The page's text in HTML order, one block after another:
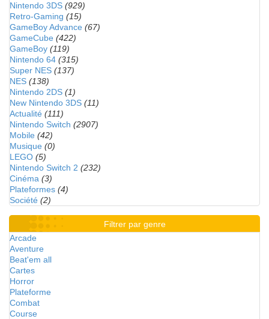
Nintendo 3DS (929)
Retro-Gaming (15)
GameBoy Advance (67)
GameCube (422)
GameBoy (119)
Nintendo 64 (315)
Super NES (137)
NES (138)
Nintendo 2DS (1)
New Nintendo 3DS (11)
Actualité (111)
Nintendo Switch (2907)
Mobile (42)
Musique (0)
LEGO (5)
Nintendo Switch 2 (232)
Cinéma (3)
Plateformes (4)
Société (2)
Filtrer par genre
Arcade
Aventure
Beat'em all
Cartes
Horror
Plateforme
Combat
Course